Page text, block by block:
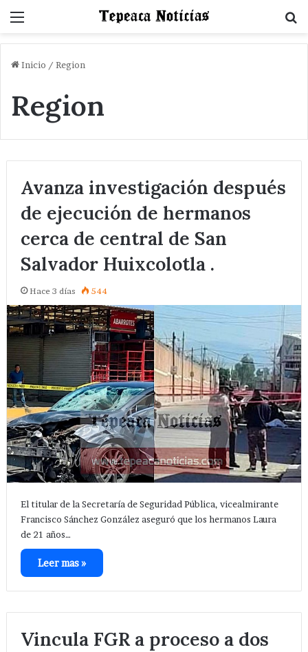
Menu
Inicio / Region
Region
Avanza investigación después
de ejecución de hermanos
cerca de central de San
Salvador Huixcolotla .
Hace 3 días 544
El titular de la Secretaría de Seguridad Pública, vicealmirante
Francisco Sánchez González aseguró que los hermanos Laura
de 21 años…
Leer mas »
Vincula FGR a proceso a dos